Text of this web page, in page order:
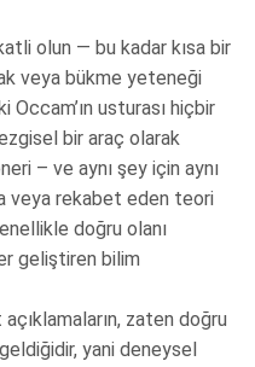
olun — bu kadar kısa bir
veya bükme yeteneği
Occam’ın usturası hiçbir
bir araç olarak
– ve aynı şey için aynı
veya rekabet eden teori
doğru olanı
geliştiren bilim
zaten doğru
yani deneysel